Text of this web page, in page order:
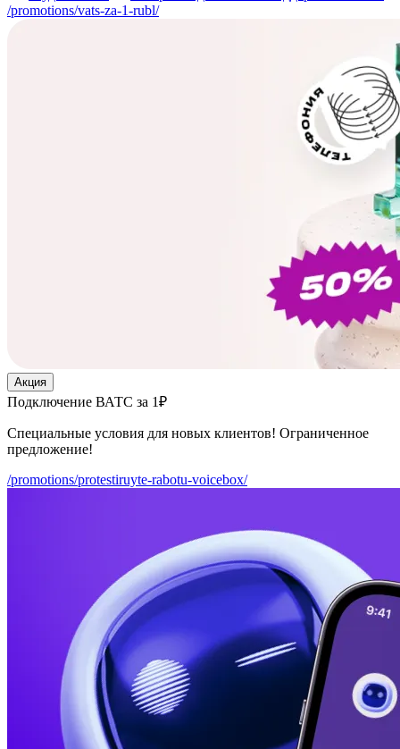
/promotions/vats-za-1-rubl/
Акция
Подключение ВАТС за 1₽
Специальные условия для новых клиентов! Ограниченное
предложение!
/promotions/protestiruyte-rabotu-voicebox/